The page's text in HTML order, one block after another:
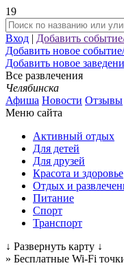
19
Вход | Добавить
Добавить новое
Добавить новое
Все развлечения
Челябинска
Афиша Новости Отзывы
Меню сайта
Активный отдых
Для детей
Для друзей
Красота и здоровье
Отдых и
Питание
Спорт
Транспорт
↓ Развернуть карту ↓
» Бесплатные Wi-Fi